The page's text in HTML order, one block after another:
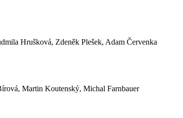
Hrušková, Zdeněk Plešek, Adam Červenka
Martin Koutenský, Michal Farnbauer